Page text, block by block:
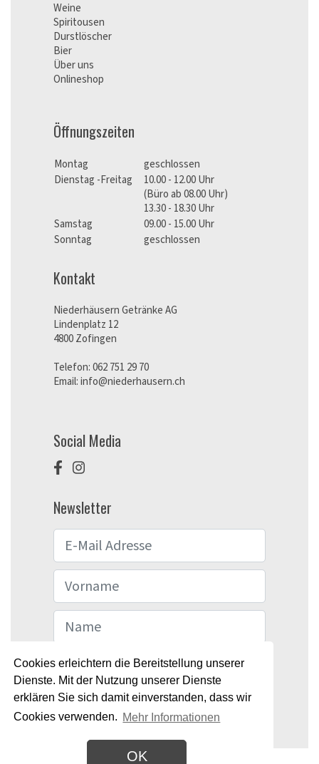
Cookies erleichtern die Bereitstellung unserer
Dienste. Mit der Nutzung unserer Dienste
erklären Sie sich damit einverstanden, dass wir
Cookies verwenden. Mehr Informationen
OK
Weine
Spiritousen
Durstlöscher
Bier
Über uns
Onlineshop
Öffnungszeiten
Montag
geschlossen
Dienstag -Freitag
10.00 - 12.00 Uhr
(Büro ab 08.00 Uhr)
13.30 - 18.30 Uhr
Samstag
09.00 - 15.00 Uhr
Sonntag
geschlossen
Kontakt
Niederhäusern Getränke AG
Lindenplatz 12
4800 Zofingen
Telefon:062 751 29 70
Email:info@niederhausern.ch
Social Media
Newsletter
Senden